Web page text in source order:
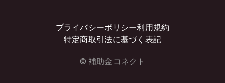
プライバシーポリシー利用規約
特定商取引法に基づく表記
© 補助金コネクト